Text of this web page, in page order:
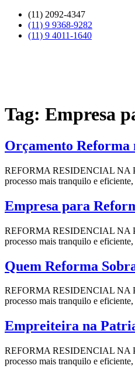
Skip
content
(11) 2092-4347
(11) 9 9368-9282
(11) 9 4011-1640
Tag: Empresa
Orçamento Reforma
REFORMA RESIDENCIAL NA
processo mais tranquilo e
Empresa para
REFORMA RESIDENCIAL NA
processo mais tranquilo e
Quem Reforma
REFORMA RESIDENCIAL NA
processo mais tranquilo e
Empreiteira na
REFORMA RESIDENCIAL NA
processo mais tranquilo e